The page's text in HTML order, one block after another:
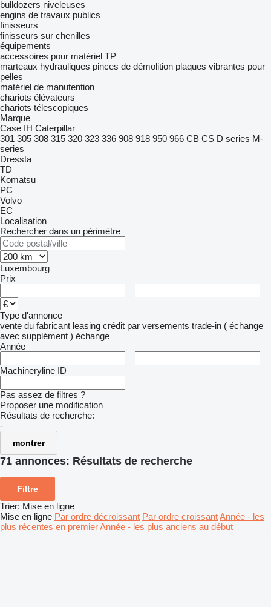
bulldozers niveleuses
engins de travaux publics
finisseurs
finisseurs sur chenilles
équipements
accessoires pour matériel TP
marteaux hydrauliques pinces de démolition plaques vibrantes pour
pelles
matériel de manutention
chariots élévateurs
chariots télescopiques
Marque
Case IH Caterpillar
301 305 308 315 320 323 336 908 918 950 966 CB CS D series M-
series
Dressta
TD
Komatsu
PC
Volvo
EC
Localisation
Rechercher dans un périmètre
Luxembourg
Prix
–
Type d'annonce
vente du fabricant leasing crédit par versements trade-in ( échange
avec supplément ) échange
Année
–
Machineryline ID
Pas assez de filtres ?
Proposer une modification
Résultats de recherche:
-
montrer
71 annonces: Résultats de recherche
Filtre
Trier: Mise en ligne
Mise en ligne Par ordre décroissant Par ordre croissantAnnée - les
plus récentes en premierAnnée - les plus anciens au début